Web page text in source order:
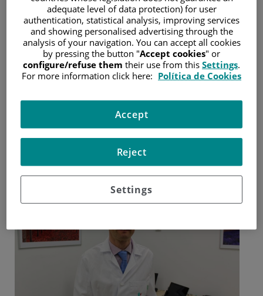
generará metástasis”
Entrevista al dr. Jesús García-Foncillas, director del
Oncohealth Institute del Hospital Universitario Fundación
Jiménez Díaz-Grupo Quirónsalud
adequate level of data protection) for user
authentication, statistical analysis, improving services
and showing personalised advertising through the
analysis of your navigation. You can accept all cookies
by pressing the button "Accept cookies" or
configure/refuse them their use from this Settings.
For more information click here: Política de Cookies
Settings
Reject
Accept